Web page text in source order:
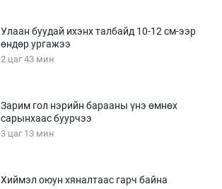
Улаан буудай ихэнх талбайд 10-12 см-ээр
өндөр ургажээ
2 цаг 43 мин
Зарим гол нэрийн барааны үнэ өмнөх
сарынхаас буурчээ
3 цаг 13 мин
Хиймэл оюун хяналтаас гарч байна